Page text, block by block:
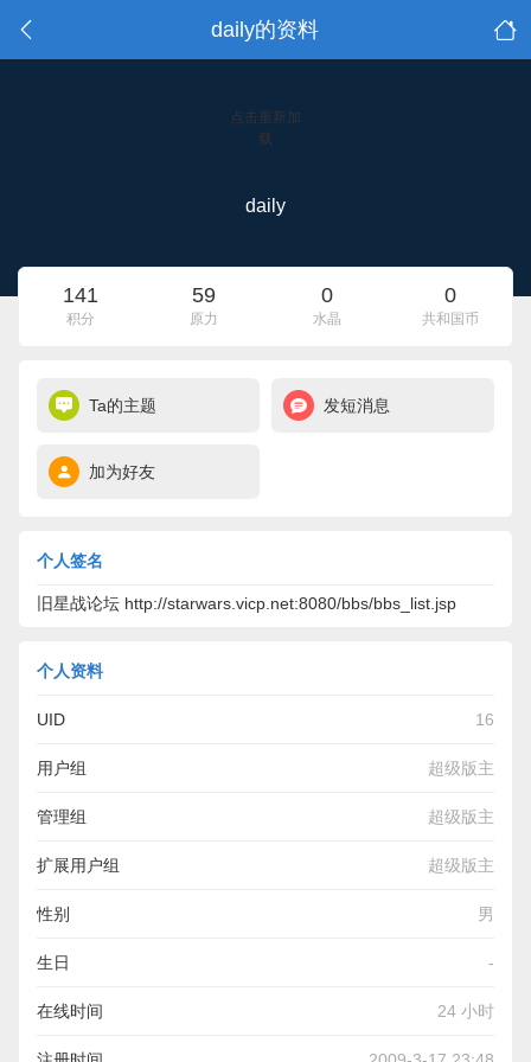
daily的资料
点击重新加
载
daily
141
积分
59
原力
0
水晶
0
共和国币
Ta的主题 发短消息
加为好友
个人签名
旧星战论坛 http://starwars.vicp.net:8080/bbs/bbs_list.jsp
个人资料
UID 16
用户组 超级版主
管理组 超级版主
扩展用户组 超级版主
性别 男
生日 -
在线时间 24 小时